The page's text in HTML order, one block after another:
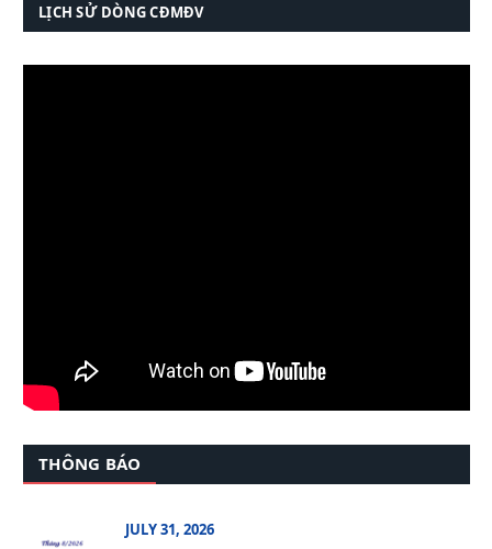
LỊCH SỬ DÒNG CĐMĐV
THÔNG BÁO
JULY 31, 2026